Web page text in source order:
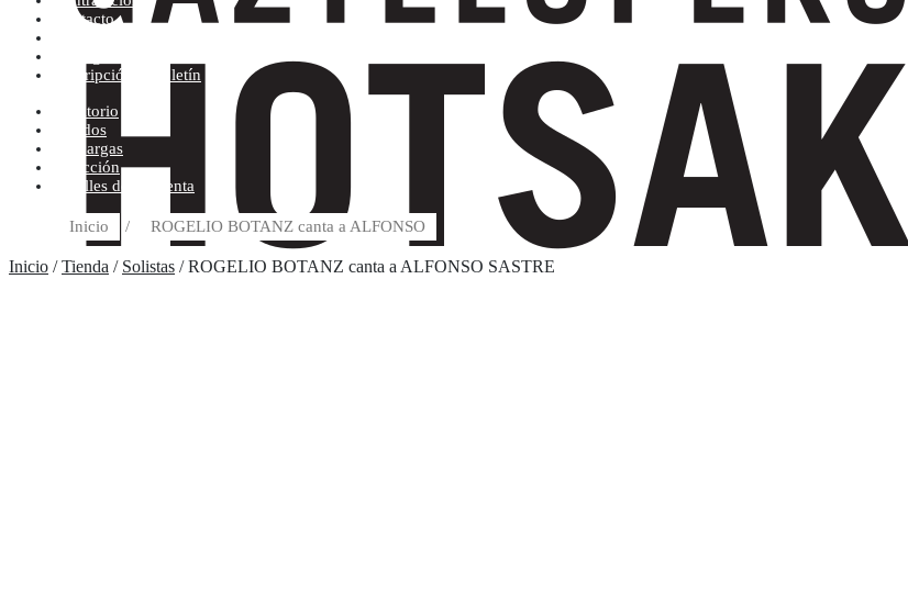
Contacto
Suscripción al boletín
Escritorio
Pedidos
Descargas
Dirección
Detalles de la cuenta
Inicio / ROGELIO BOTANZ canta a ALFONSO
Inicio /Tienda / Solistas / ROGELIO BOTANZ canta a ALFONSO SASTRE